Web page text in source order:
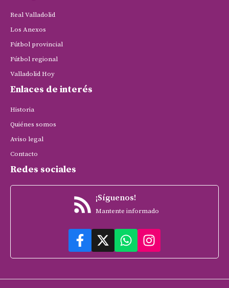
Real Valladolid
Los Anexos
Fútbol provincial
Fútbol regional
Valladolid Hoy
Enlaces de interés
Historia
Quiénes somos
Aviso legal
Contacto
Redes sociales
¡Síguenos!
Mantente informado